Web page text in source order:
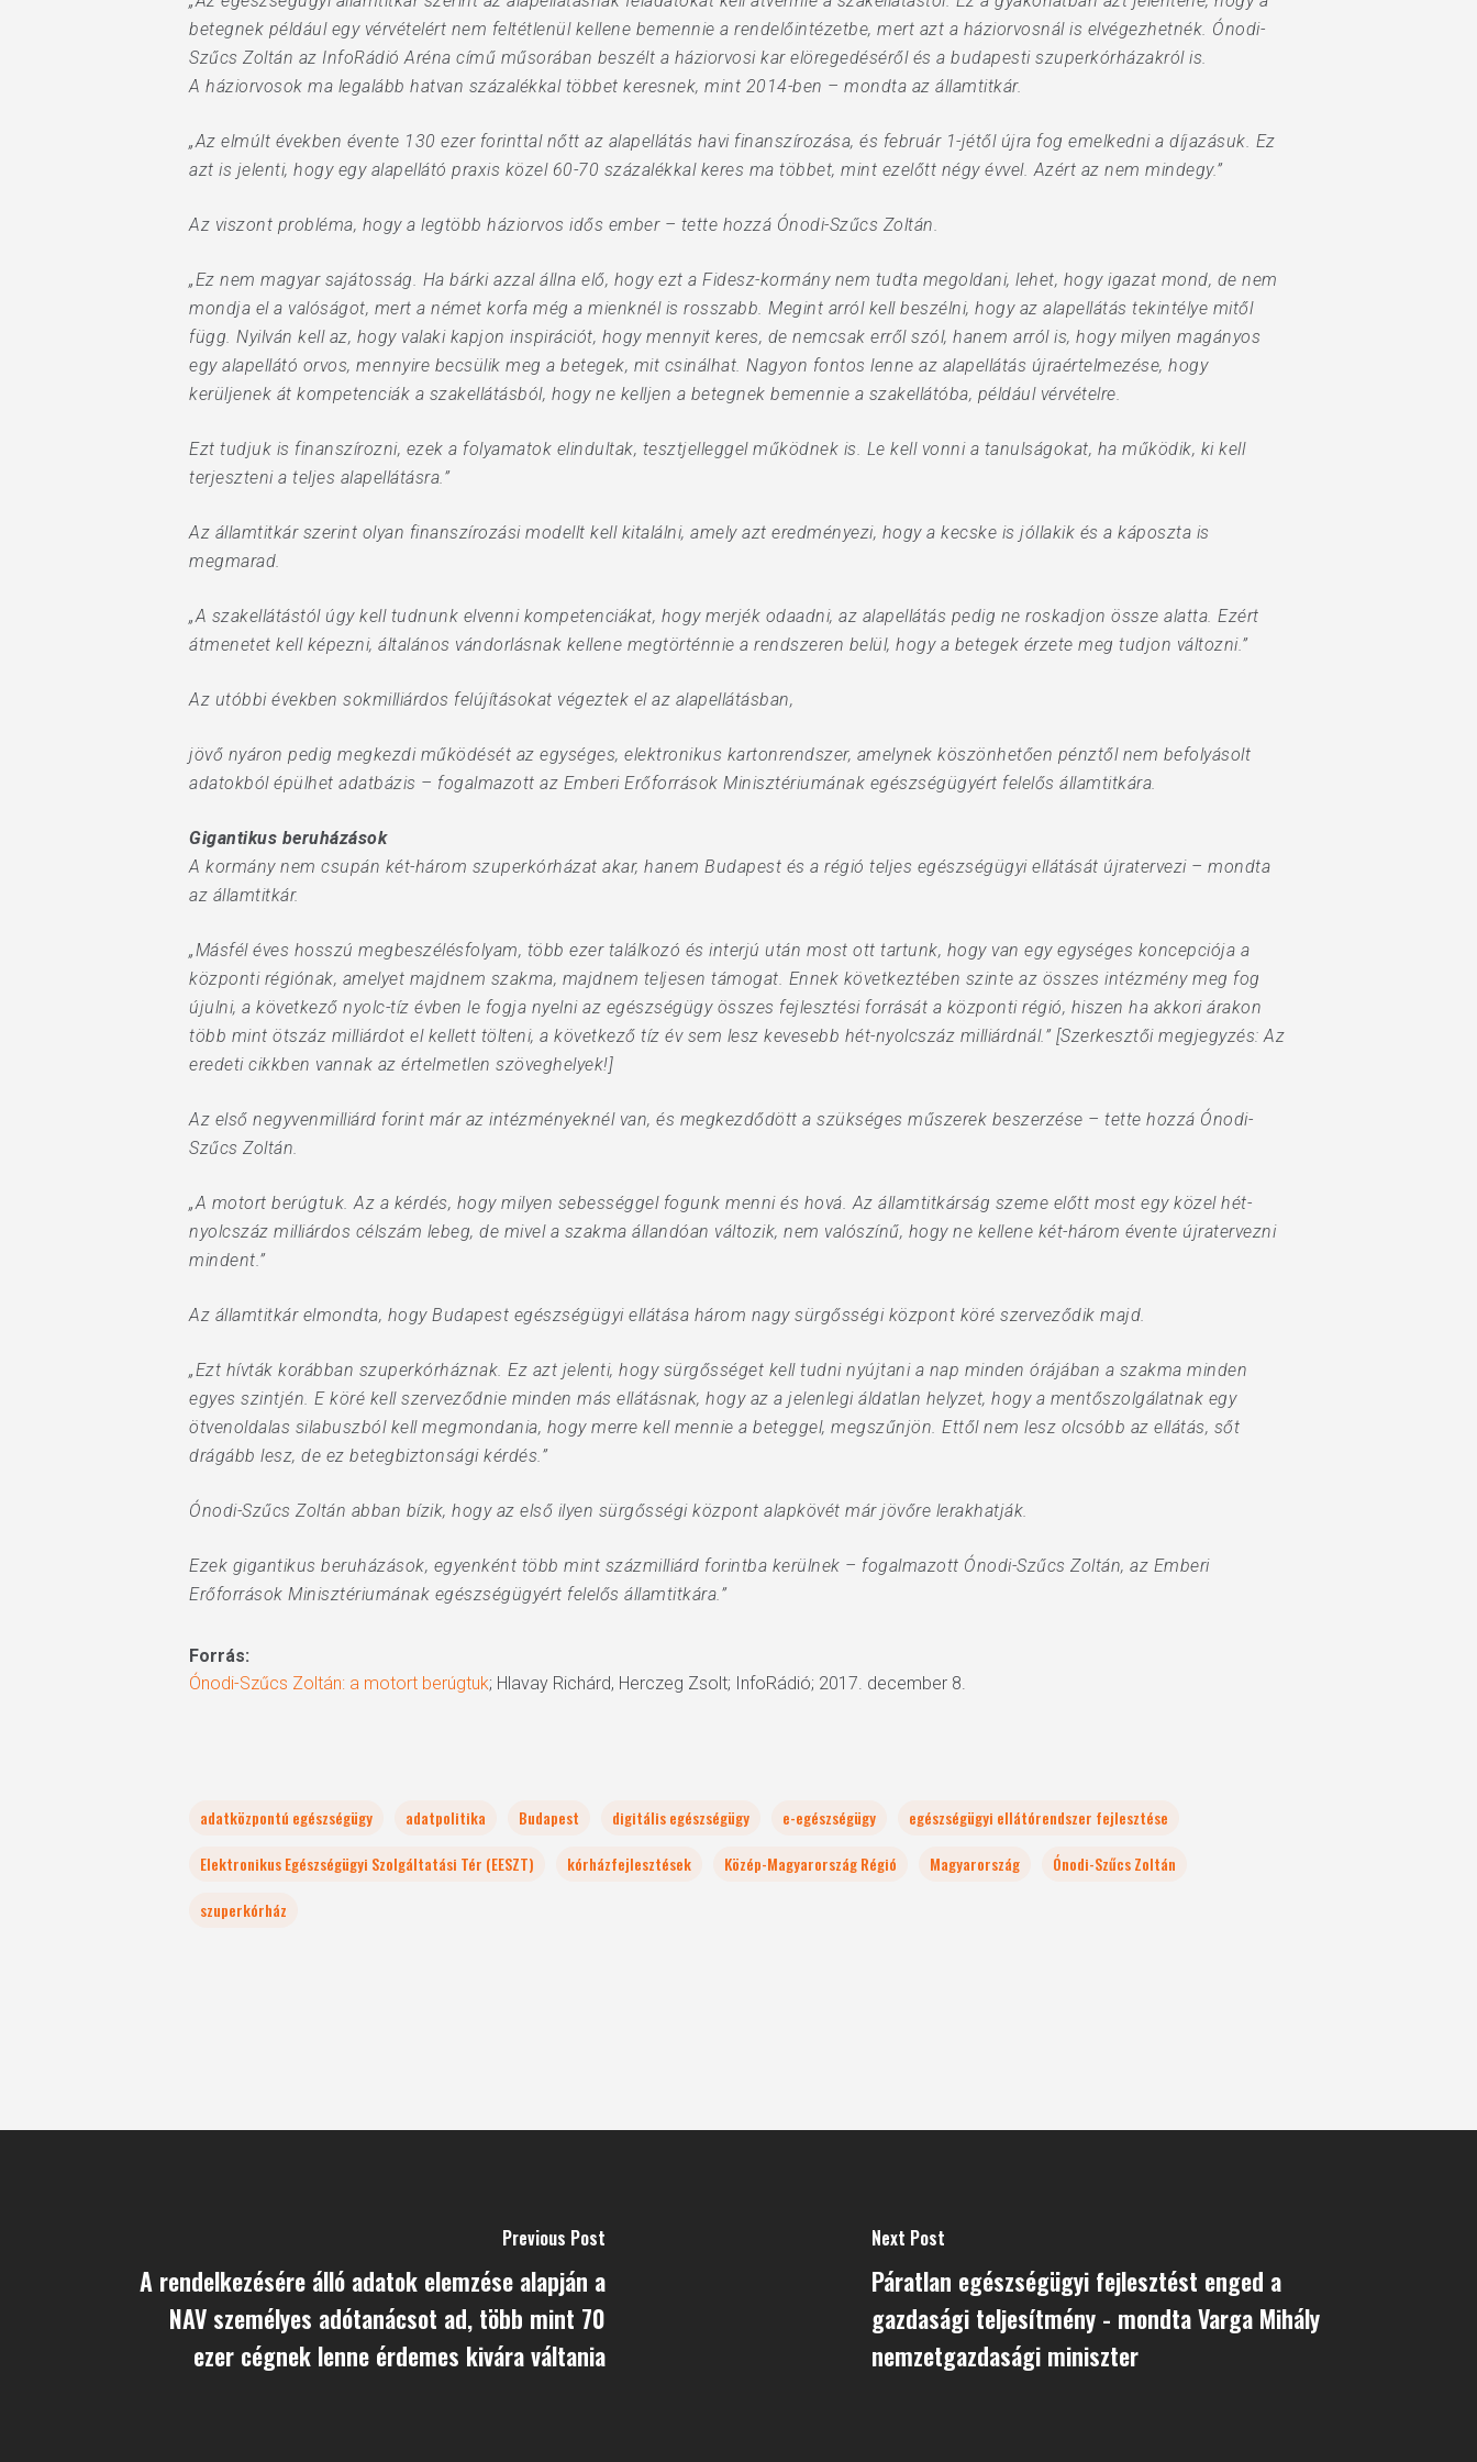
Hit enter to search or ESC to close
betegnek például egy vérvételért nem feltétlenül kellene bemennie a rendelőintézetbe, mert azt a háziorvosnál is elvégezhetnék. Ónodi-
Szűcs Zoltán az InfoRádió Aréna című műsorában beszélt a háziorvosi kar elöregedéséről és a budapesti szuperkórházakról is.
A háziorvosok ma legalább hatvan százalékkal többet keresnek, mint 2014-ben – mondta az államtitkár.
„Az elmúlt években évente 130 ezer forinttal nőtt az alapellátás havi finanszírozása, és február 1-jétől újra fog emelkedni a díjazásuk. Ez
azt is jelenti, hogy egy alapellátó praxis közel 60-70 százalékkal keres ma többet, mint ezelőtt négy évvel. Azért az nem mindegy.”
Az viszont probléma, hogy a legtöbb háziorvos idős ember – tette hozzá Ónodi-Szűcs Zoltán.
„Ez nem magyar sajátosság. Ha bárki azzal állna elő, hogy ezt a Fidesz-kormány nem tudta megoldani, lehet, hogy igazat mond, de nem
mondja el a valóságot, mert a német korfa még a mienknél is rosszabb. Megint arról kell beszélni, hogy az alapellátás tekintélye mitől
függ. Nyilván kell az, hogy valaki kapjon inspirációt, hogy mennyit keres, de nemcsak erről szól, hanem arról is, hogy milyen magányos
egy alapellátó orvos, mennyire becsülik meg a betegek, mit csinálhat. Nagyon fontos lenne az alapellátás újraértelmezése, hogy
kerüljenek át kompetenciák a szakellátásból, hogy ne kelljen a betegnek bemennie a szakellátóba, például vérvételre.
Ezt tudjuk is finanszírozni, ezek a folyamatok elindultak, tesztjelleggel működnek is. Le kell vonni a tanulságokat, ha működik, ki kell
terjeszteni a teljes alapellátásra.”
Az államtitkár szerint olyan finanszírozási modellt kell kitalálni, amely azt eredményezi, hogy a kecske is jóllakik és a káposzta is
megmarad.
„A szakellátástól úgy kell tudnunk elvenni kompetenciákat, hogy merjék odaadni, az alapellátás pedig ne roskadjon össze alatta. Ezért
átmenetet kell képezni, általános vándorlásnak kellene megtörténnie a rendszeren belül, hogy a betegek érzete meg tudjon változni.”
Az utóbbi években sokmilliárdos felújításokat végeztek el az alapellátásban,
jövő nyáron pedig megkezdi működését az egységes, elektronikus kartonrendszer, amelynek köszönhetően pénztől nem befolyásolt
adatokból épülhet adatbázis – fogalmazott az Emberi Erőforrások Minisztériumának egészségügyért felelős államtitkára.
Gigantikus beruházások
A kormány nem csupán két-három szuperkórházat akar, hanem Budapest és a régió teljes egészségügyi ellátását újratervezi – mondta
az államtitkár.
„Másfél éves hosszú megbeszélésfolyam, több ezer találkozó és interjú után most ott tartunk, hogy van egy egységes koncepciója a
központi régiónak, amelyet majdnem szakma, majdnem teljesen támogat. Ennek következtében szinte az összes intézmény meg fog
újulni, a következő nyolc-tíz évben le fogja nyelni az egészségügy összes fejlesztési forrását a központi régió, hiszen ha akkori árakon
több mint ötszáz milliárdot el kellett tölteni, a következő tíz év sem lesz kevesebb hét-nyolcszáz milliárdnál.” [Szerkesztői megjegyzés: Az
eredeti cikkben vannak az értelmetlen szöveghelyek!]
Az első negyvenmilliárd forint már az intézményeknél van, és megkezdődött a szükséges műszerek beszerzése – tette hozzá Ónodi-
Szűcs Zoltán.
„A motort berúgtuk. Az a kérdés, hogy milyen sebességgel fogunk menni és hová. Az államtitkárság szeme előtt most egy közel hét-
nyolcszáz milliárdos célszám lebeg, de mivel a szakma állandóan változik, nem valószínű, hogy ne kellene két-három évente újratervezni
mindent.”
Az államtitkár elmondta, hogy Budapest egészségügyi ellátása három nagy sürgősségi központ köré szerveződik majd.
„Ezt hívták korábban szuperkórháznak. Ez azt jelenti, hogy sürgősséget kell tudni nyújtani a nap minden órájában a szakma minden
egyes szintjén. E köré kell szerveződnie minden más ellátásnak, hogy az a jelenlegi áldatlan helyzet, hogy a mentőszolgálatnak egy
ötvenoldalas silabuszból kell megmondania, hogy merre kell mennie a beteggel, megszűnjön. Ettől nem lesz olcsóbb az ellátás, sőt
drágább lesz, de ez betegbiztonsági kérdés.”
Ónodi-Szűcs Zoltán abban bízik, hogy az első ilyen sürgősségi központ alapkövét már jövőre lerakhatják.
Ezek gigantikus beruházások, egyenként több mint százmilliárd forintba kerülnek – fogalmazott Ónodi-Szűcs Zoltán, az Emberi
Erőforrások Minisztériumának egészségügyért felelős államtitkára.”
Forrás:
Ónodi-Szűcs Zoltán: a motort berúgtuk; Hlavay Richárd, Herczeg Zsolt; InfoRádió; 2017. december 8.
adatközpontú egészségügy adatpolitika Budapest digitális egészségügy e-egészségügy
egészségügyi ellátórendszer fejlesztése
Elektronikus Egészségügyi Szolgáltatási Tér (EESZT)
kórházfejlesztések Közép-Magyarország Régió Magyarország
Ónodi-Szűcs Zoltán
szuperkórház
Previous Post
A rendelkezésére álló adatok elemzése alapján a
NAV személyes adótanácsot ad, több mint 70
ezer cégnek lenne érdemes kivára váltania
Next Post
Páratlan egészségügyi fejlesztést enged a
gazdasági teljesítmény - mondta Varga Mihály
nemzetgazdasági miniszter